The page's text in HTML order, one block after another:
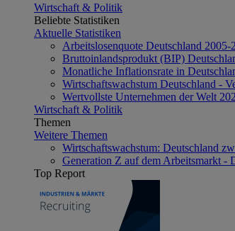
Wirtschaft & Politik
Beliebte Statistiken
Aktuelle Statistiken
Arbeitslosenquote Deutschland 2005-
Bruttoinlandsprodukt (BIP)
Monatliche Inflationsrate in
Wirtschaftswachstum Deutschland -
Wertvollste Unternehmen der Welt
Wirtschaft & Politik
Themen
Weitere Themen
Wirtschaftswachstum: Deutschland
Generation Z auf dem Arbeitsmarkt -
Top Report